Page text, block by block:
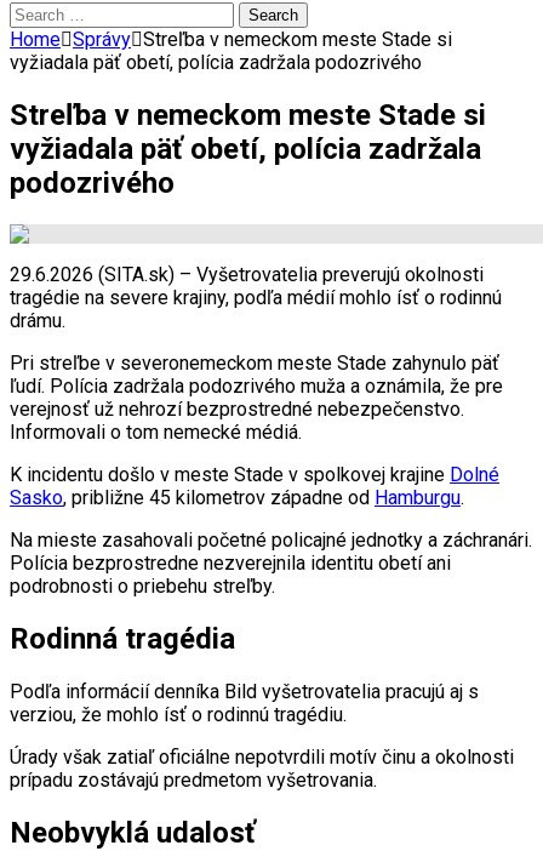
Search
for:
Home Správy Streľba v nemeckom meste Stade si
vyžiadala päť obetí, polícia zadržala podozrivého
Streľba v nemeckom meste Stade si
vyžiadala päť obetí, polícia zadržala
podozrivého
29.6.2026 (SITA.sk) – Vyšetrovatelia preverujú okolnosti
tragédie na severe krajiny, podľa médií mohlo ísť o rodinnú
drámu.
Pri streľbe v severonemeckom meste Stade zahynulo päť
ľudí. Polícia zadržala podozrivého muža a oznámila, že pre
verejnosť už nehrozí bezprostredné nebezpečenstvo.
Informovali o tom nemecké médiá.
K incidentu došlo v meste Stade v spolkovej krajine Dolné
Sasko, približne 45 kilometrov západne od Hamburgu.
Na mieste zasahovali početné policajné jednotky a záchranári.
Polícia bezprostredne nezverejnila identitu obetí ani
podrobnosti o priebehu streľby.
Rodinná tragédia
Podľa informácií denníka Bild vyšetrovatelia pracujú aj s
verziou, že mohlo ísť o rodinnú tragédiu.
Úrady však zatiaľ oficiálne nepotvrdili motív činu a okolnosti
prípadu zostávajú predmetom vyšetrovania.
Neobvyklá udalosť